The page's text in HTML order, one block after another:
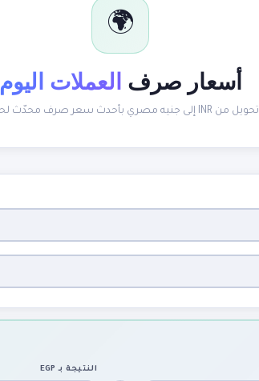
🌍
أسعار صرف العملات اليوم
تحويل من INR إلى جنيه مصري بأحدث سعر صرف محدّث لحظياً
النتيجة بـ EGP